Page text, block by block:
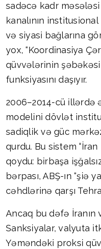
sadəcə kadr məsələsi
kanalının
və siyasi bağlarına
yox, “Koordinasiya
qüvvələrinin
funksiyasını daşıyır.
2006–2014-cü illərdə
modelini dövlət
sadiqlik və güc
qurdu. Bu sistem “İran
qoydu: birbaşa
bərpası, ABŞ-ın “şiə
cəhdlərinə qarşı
Ancaq bu dəfə İranın
Sanksiyalar, valyuta
Yəməndəki proksi